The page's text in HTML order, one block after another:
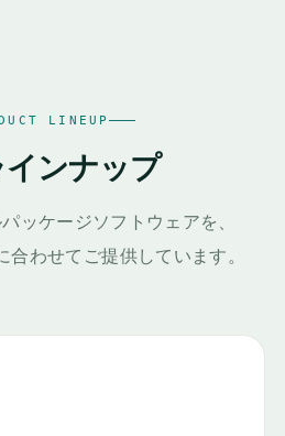
LINEUP
ンナップ
ッケージソフトウェアを、
わせてご提供しています。